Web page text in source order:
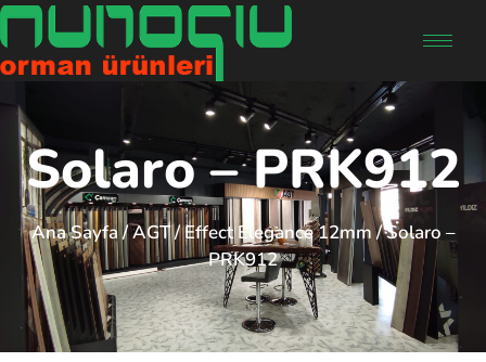
Solaro – PRK912
Ana Sayfa/AGT/Effect Elegance 12mm/ Solaro –
PRK912